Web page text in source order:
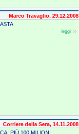
Marco Travaglio, 29.12.2008
leggi
Corriere della Sera, 14.11.2008
PIÙ 100 MILIONI